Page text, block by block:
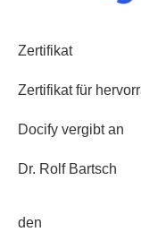
Zertifikat
Zertifikat für
Docify vergibt an
Dr. Rolf Bartsch
den